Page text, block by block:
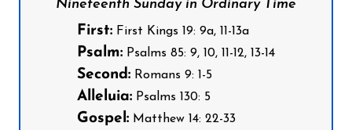
Nineteenth Sunday in Ordinary Time
First: First Kings 19: 9a, 11-13a
Psalm: Psalms 85: 9, 10, 11-12, 13-14
Second: Romans 9: 1-5
Alleluia: Psalms 130: 5
Gospel: Matthew 14: 22-33